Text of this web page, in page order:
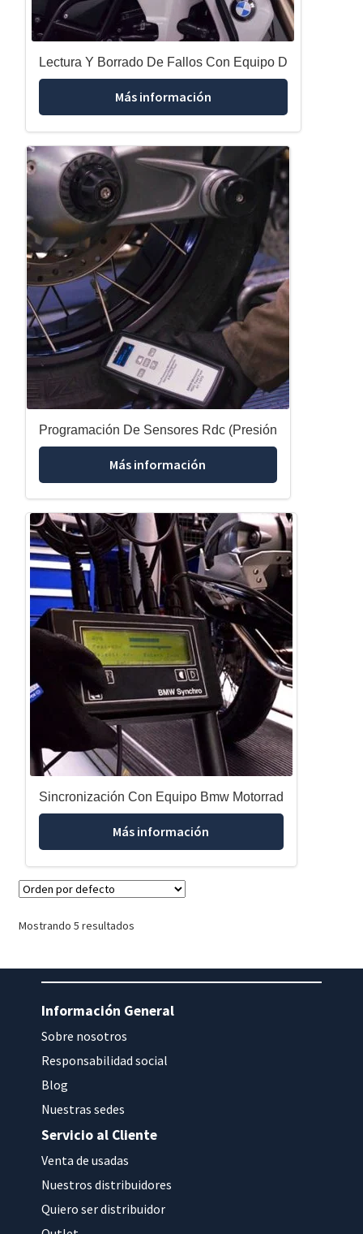
Lectura Y Borrado De Fallos Con Equipo D
Más información
Programación De Sensores Rdc (Presión
Más información
Sincronización Con Equipo Bmw Motorrad
Más información
Mostrando 5 resultados
Información General
Sobre nosotros
Responsabilidad social
Blog
Nuestras sedes
Servicio al Cliente
Venta de usadas
Nuestros distribuidores
Quiero ser distribuidor